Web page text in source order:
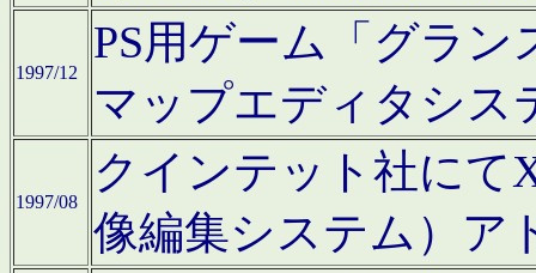
1997/12
PS用ゲーム「グラン
マップエディタシス
1997/08
クインテット社にて
像編集システム）ア